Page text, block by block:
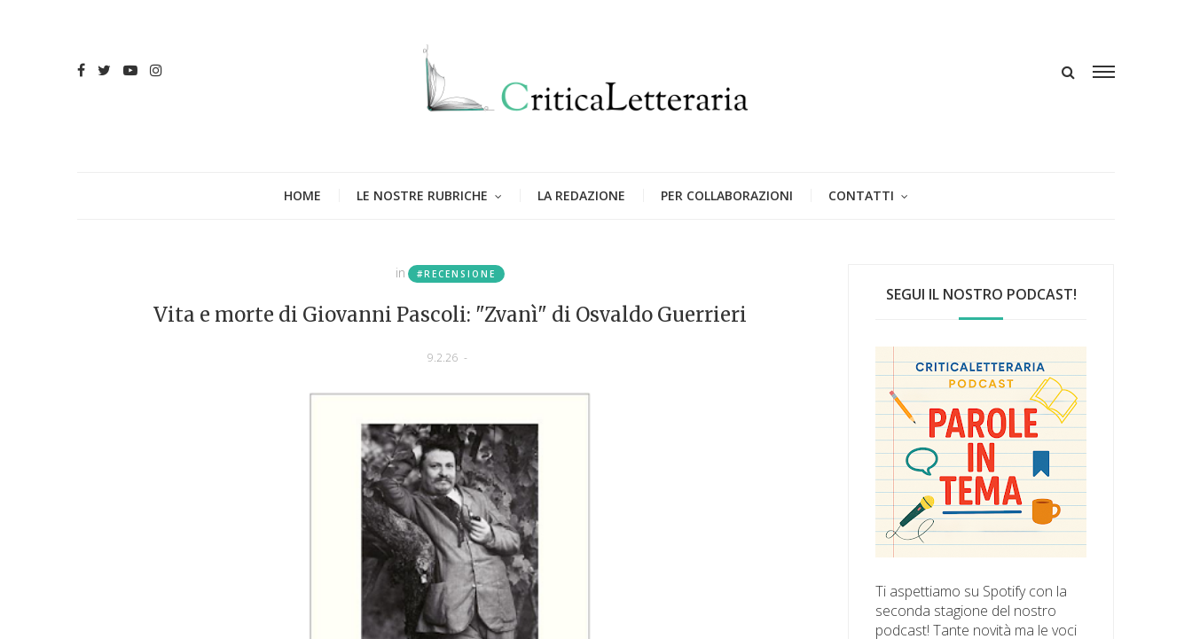
HOME LE NOSTRE RUBRICHE LA REDAZIONE PER COLLABORAZIONI CONTATTI
in #RECENSIONE
Vita e morte di Giovanni Pascoli: "Zvanì" di Osvaldo Guerrieri
9.2.26 -
SEGUI IL NOSTRO PODCAST!
Ti aspettiamo su Spotify con la
seconda stagione del nostro
podcast! Tante novità ma le voci